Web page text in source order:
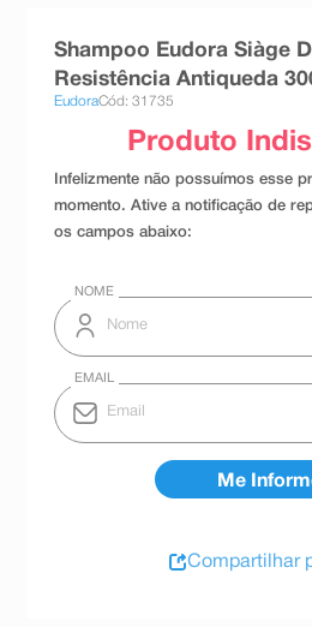
Shampoo Eudora Siàge
Resistência Antiqueda
EudoraCód: 31735
Compartilhar
esmalte
10ºabsorvente